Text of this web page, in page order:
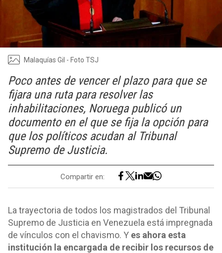
Malaquías Gil - Foto TSJ
Poco antes de vencer el plazo para que se
fijara una ruta para resolver las
inhabilitaciones, Noruega publicó un
documento en el que se fija la opción para
que los políticos acudan al Tribunal
Supremo de Justicia.
Compartir en:
La trayectoria de todos los magistrados del Tribunal
Supremo de Justicia en Venezuela está impregnada
de vínculos con el chavismo. Y es ahora esta
institución la encargada de recibir los recursos de